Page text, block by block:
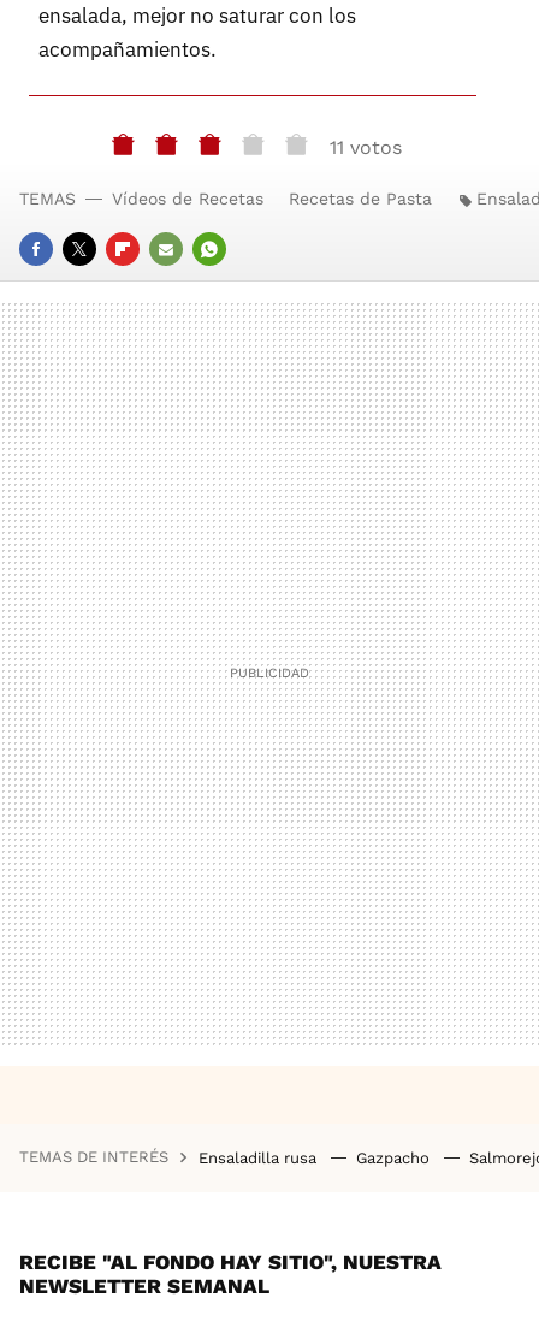
ensalada, mejor no saturar con los
acompañamientos.
11 votos
FACEBOOK
TWITTERFLIPBOARD
E-
MAIL
WHATSAPP
TEMAS Vídeos de Recetas Recetas de Pasta
TEMAS DE INTERÉS Ensaladilla rusa Gazpacho
RECIBE "AL FONDO HAY SITIO", NUESTRA
NEWSLETTER SEMANAL